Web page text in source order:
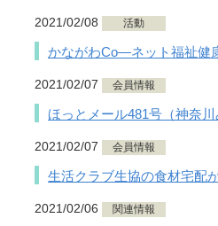
2021/02/08 活動
かながわCo—ネット福祉健
2021/02/07 会員情報
ほっとメール481号（神奈川
2021/02/07 会員情報
生活クラブ生協の食材宅配
2021/02/06 関連情報